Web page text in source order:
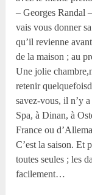
– Georges Randal
vais vous donner
qu’il revienne
de la maison ; au
Une jolie
retenir
savez-vous, il n’y
Spa, à Dinan, à
France ou
C’est la saison. Et
toutes seules ; les
facilement…